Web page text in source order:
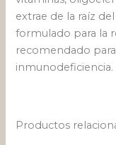
extrae de la raíz
formulado para la
recomendado
inmunodeficiencia.
Productos